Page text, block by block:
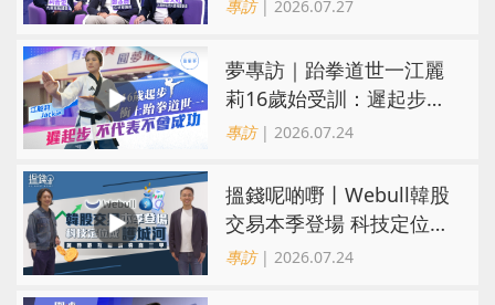
專訪| 2026.07.27
夢專訪｜跆拳道世一江麗
莉16歲始受訓：遲起步不
代表不會成功
專訪| 2026.07.24
搵錢呢啲嘢丨Webull韓股
交易本季登場 科技定位成
護城河 冀登港互聯網券商
專訪| 2026.07.24